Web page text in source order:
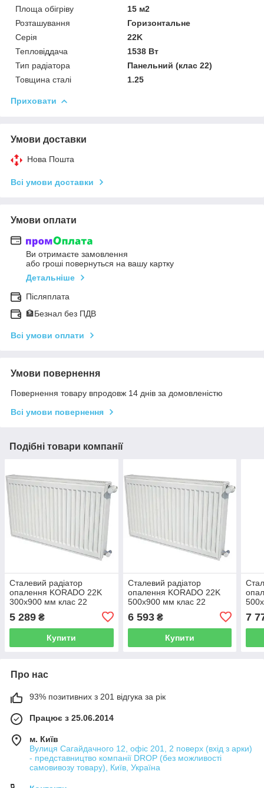
Площа обігріву
15 м2
Розташування
Горизонтальне
Серія
22K
Тепловіддача
1538 Вт
Тип радіатора
Панельний (клас 22)
Товщина сталі
1.25
Приховати
Умови доставки
Нова Пошта
Всі умови доставки
Умови оплати
Ви отримаєте замовлення
або гроші повернуться на вашу картку
Детальніше
Післяплата
🏦Безнал без ПДВ
Всі умови оплати
Умови повернення
Повернення товару впродовж 14 днів за домовленістю
Всі умови повернення
Подібні товари компанії
Сталевий радіатор
опалення KORADO 22K
300x900 мм клас 22
5 289 ₴
Купити
Сталевий радіатор
опалення KORADO 22K
500x900 мм клас 22
6 593₴
Купити
7
Про нас
93% позитивних з 201 відгука за рік
Працює з 25.06.2014
м. Київ
Вулиця Сагайдачного 12, офіс 201, 2 поверх (вхід з арки)
- представництво компанії DROP (без можливості
самовивозу товару), Київ, Україна